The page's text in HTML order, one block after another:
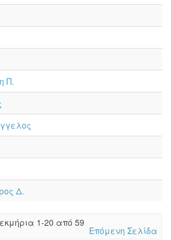
Π.
Δ.
1-20 από 59
Επόμενη Σελίδα